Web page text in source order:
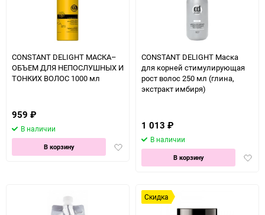
CONSTANT DELIGHT МАСКА–
ОБЪЕМ ДЛЯ НЕПОСЛУШНЫХ И
ТОНКИХ ВОЛОС 1000 мл
959 ₽
В наличии
Добавить
избранное
В корзину
CONSTANT DELIGHT Маска
для корней стимулирующая
рост волос 250 мл (глина,
экстракт имбиря)
1 013 ₽
В наличии
В корзину
Скидка